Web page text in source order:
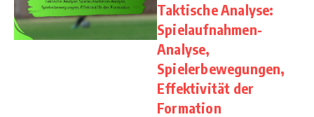
Taktische Analyse:
Spielaufnahmen-
Analyse,
Spielerbewegungen,
Effektivität der
Formation